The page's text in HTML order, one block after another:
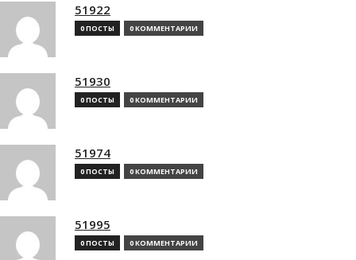
51922
0 ПОСТЫ 0 КОММЕНТАРИИ
51930
0 ПОСТЫ 0 КОММЕНТАРИИ
51974
0 ПОСТЫ 0 КОММЕНТАРИИ
51995
0 ПОСТЫ 0 КОММЕНТАРИИ